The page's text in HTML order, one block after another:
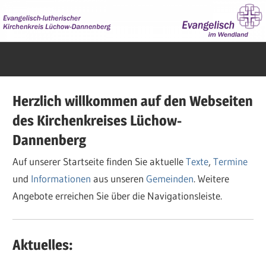
Inhalt
springen
Herzlich willkommen auf den Webseiten
des Kirchenkreises Lüchow-
Dannenberg
Auf unserer Startseite finden Sie aktuelleTexte,Termine
und Informationen aus unserenGemeinden. Weitere
Angebote erreichen Sie über die Navigationsleiste.
Aktuelles: